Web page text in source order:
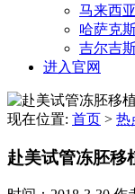
马来西
哈萨克
吉尔吉
进入官网
现在位置: 首页 > 热
赴美试管冻胚移